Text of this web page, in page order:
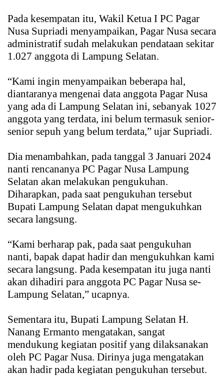
Pada kesempatan itu, Wakil Ketua I PC Pagar
Nusa Supriadi menyampaikan, Pagar Nusa secara
administratif sudah melakukan pendataan sekitar
1.027 anggota di Lampung Selatan.
“Kami ingin menyampaikan beberapa hal,
diantaranya mengenai data anggota Pagar Nusa
yang ada di Lampung Selatan ini, sebanyak 1027
anggota yang terdata, ini belum termasuk senior-
senior sepuh yang belum terdata,” ujar Supriadi.
Dia menambahkan, pada tanggal 3 Januari 2024
nanti rencananya PC Pagar Nusa Lampung
Selatan akan melakukan pengukuhan.
Diharapkan, pada saat pengukuhan tersebut
Bupati Lampung Selatan dapat mengukuhkan
secara langsung.
“Kami berharap pak, pada saat pengukuhan
nanti, bapak dapat hadir dan mengukuhkan kami
secara langsung. Pada kesempatan itu juga nanti
akan dihadiri para anggota PC Pagar Nusa se-
Lampung Selatan,” ucapnya.
Sementara itu, Bupati Lampung Selatan H.
Nanang Ermanto mengatakan, sangat
mendukung kegiatan positif yang dilaksanakan
oleh PC Pagar Nusa. Dirinya juga mengatakan
akan hadir pada kegiatan pengukuhan tersebut.